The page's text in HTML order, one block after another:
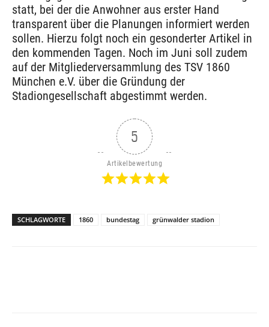
statt, bei der die Anwohner aus erster Hand
transparent über die Planungen informiert werden
sollen. Hierzu folgt noch ein gesonderter Artikel in
den kommenden Tagen. Noch im Juni soll zudem
auf der Mitgliederversammlung des TSV 1860
München e.V. über die Gründung der
Stadiongesellschaft abgestimmt werden.
5
Artikelbewertung
SCHLAGWORTE 1860 bundestag grünwalder stadion